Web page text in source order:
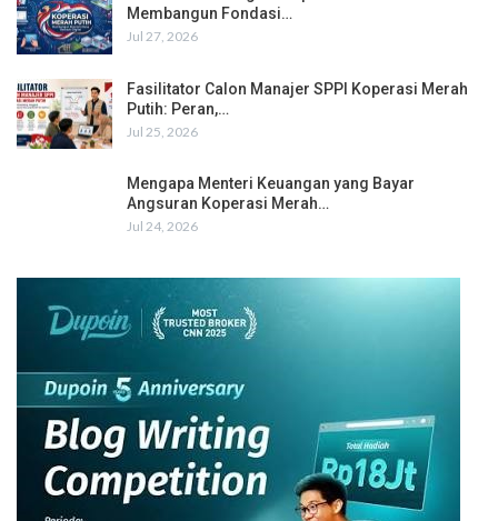
Membangun Fondasi…
Jul 27, 2026
Fasilitator Calon Manajer SPPI Koperasi Merah
Putih: Peran,…
Jul 25, 2026
Mengapa Menteri Keuangan yang Bayar
Angsuran Koperasi Merah…
Jul 24, 2026